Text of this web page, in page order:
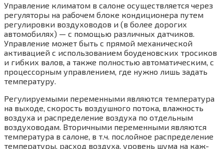
Управление климатом в салоне осуществля­ется через
регуляторы на рабочем блоке кон­диционера путем
регулировки воздуховодов и (в более дорогих
автомобилях) — с помощью различных датчиков.
Управление может быть с прямой механической
активацией с исполь­зованием боуденовских тросиков
и гибких валов, а также полностью автоматическим, с
процессорным управлением, где нужно лишь задать
температуру.
Регулируемыми переменными являются температура
на выходе, скорость воздушного потока, влажность
воздуха и распределение воздуха по отдельным
воздуховодам. Вторич­ными переменными являются
температура в салоне, в т.ч. послойное распределение
темпе­ратуры, расход воздуха, уровень шума на каж­